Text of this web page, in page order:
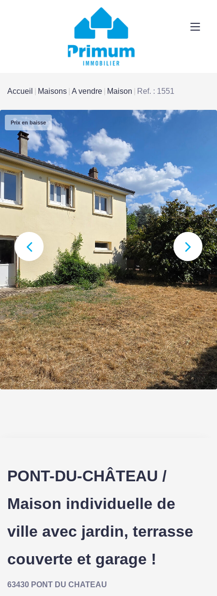
Accueil Maisons A vendre Maison Ref. : 1551
Prix en baisse
PONT-DU-CHÂTEAU /
Maison individuelle de
ville avec jardin, terrasse
couverte et garage !
63430 PONT DU CHATEAU